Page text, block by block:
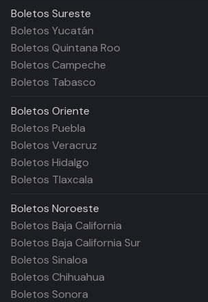
Boletos Sureste
Boletos Yucatán
Boletos Quintana Roo
Boletos Campeche
Boletos Tabasco
Boletos Oriente
Boletos Puebla
Boletos Veracruz
Boletos Hidalgo
Boletos Tlaxcala
Boletos Noroeste
Boletos Baja California
Boletos Baja California Sur
Boletos Sinaloa
Boletos Chihuahua
Boletos Sonora